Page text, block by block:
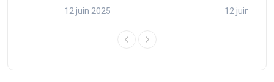
12 juin 2025 12 juin 2025